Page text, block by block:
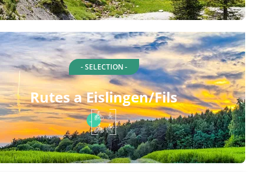
- SELECTION -
Rutes a Eislingen/Fils